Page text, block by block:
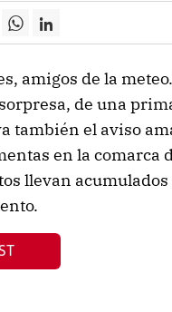
amigos de la
de una
también el aviso
en la comarca
llevan acumulados